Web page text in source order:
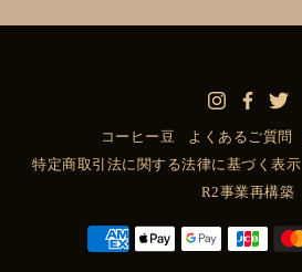
コーヒー豆 よくあるご質問
特定商取引法に関する法律に基づく表示
R2事業再構築